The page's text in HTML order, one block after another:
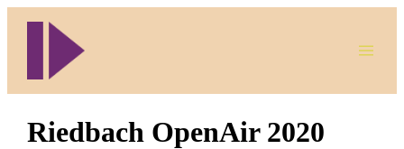
Riedbach OpenAir 2020